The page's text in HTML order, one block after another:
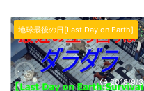
がマップの周回です。 木や石な
ど素材を集める レイダーズイベ
ントのタスク（条件）をクリアす
る この2つが現状ではメインにな
ります。 ただ単純に周回すると
書きましたが、それぞれのマップ
地球最後の日[Last Day on Earth]
2018/9/3